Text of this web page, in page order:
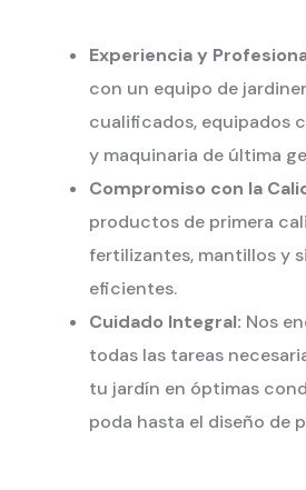
Experiencia y
con un equipo de
cualificados, equipados
y maquinaria de última
Compromiso con la
productos de primera
fertilizantes, mantillos y
eficientes.
Cuidado Integral: Nos
todas las tareas
tu jardín en óptimas
poda hasta el diseño de